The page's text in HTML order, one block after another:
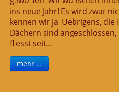
ins neue Jahr! Es wird zwar
kennen wir ja! Uebrigens, die
Dächern sind angeschlossen,
fliesst seit…
mehr …